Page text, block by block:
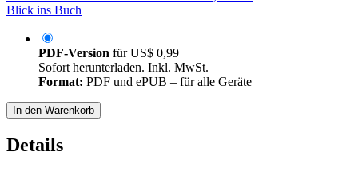
Blick ins Buch
PDF-Version fürUS$ 0,99
Sofort herunterladen. Inkl. MwSt.
Format: PDF und ePUB – für alle Geräte
In den Warenkorb
Details